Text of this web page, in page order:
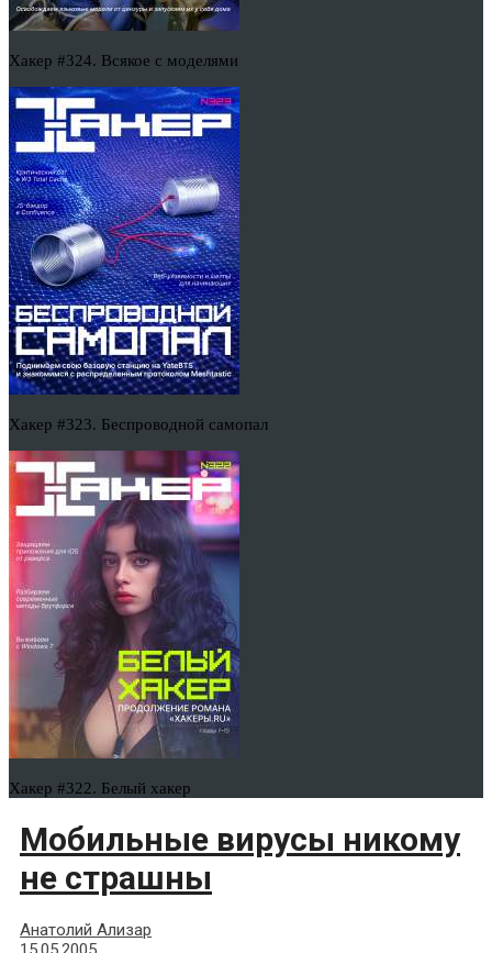
Хакер #324. Всякое с моделями
Хакер #323. Беспроводной самопал
Хакер #322. Белый хакер
Мобильные вирусы никому
не страшны
Анатолий Ализар